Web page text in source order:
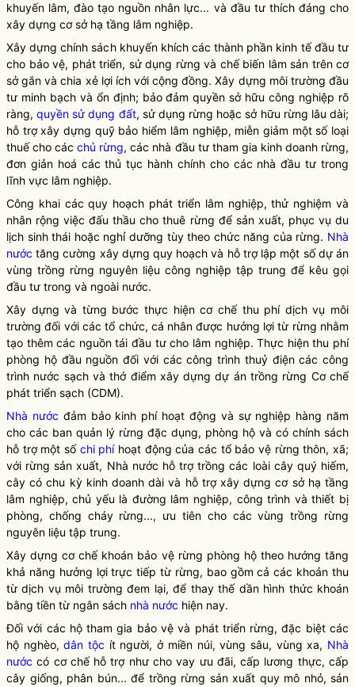
khuyến lâm, đào tạo nguồn nhân lực... và đầu tư thích đáng cho
xây dựng cơ sở hạ tầng lâm nghiệp.
Xây dựng chính sách khuyến khích các thành phần kinh tế đầu tư
cho bảo vệ, phát triển, sử dụng rừng và chế biến lâm sản trên cơ
sở gắn và chia xẻ lợi ích với cộng đồng. Xây dựng môi trường đầu
tư minh bạch và ổn định; bảo đảm quyền sở hữu công nghiệp rõ
ràng,quyền sử dụng đất, sử dụng rừng hoặc sở hữu rừng lâu dài;
hỗ trợ xây dựng quỹ bảo hiểm lâm nghiệp, miễn giảm một số loại
thuế cho cácchủ rừng, các nhà đầu tư tham gia kinh doanh rừng,
đơn giản hoá các thủ tục hành chính cho các nhà đầu tư trong
lĩnh vực lâm nghiệp.
Công khai các quy hoạch phát triển lâm nghiệp, thử nghiệm và
nhân rộng việc đấu thầu cho thuê rừng để sản xuất, phục vụ du
lịch sinh thái hoặc nghỉ dưỡng tùy theo chức năng của rừng. Nhà
nước tăng cường xây dựng quy hoạch và hỗ trợ lập một số dự án
vùng trồng rừng nguyên liệu công nghiệp tập trung để kêu gọi
đầu tư trong và ngoài nước.
Xây dựng và từng bước thực hiện cơ chế thu phí dịch vụ môi
trường đối với các tổ chức, cá nhân được hưởng lợi từ rừng nhằm
tạo thêm các nguồn tái đầu tư cho lâm nghiệp. Thực hiện thu phí
phòng hộ đầu nguồn đối với các công trình thuỷ điện các công
trình nước sạch và thớ điểm xây dựng dự án trồng rừng Cơ chế
phát triển sạch (CDM).
Nhà nước đảm bảo kinh phí hoạt động và sự nghiệp hàng năm
cho các ban quản lý rừng đặc dụng, phòng hộ và có chính sách
hỗ trợ một số chi phíhoạt động của các tổ bảo vệ rừng thôn, xã;
với rừng sản xuất, Nhà nước hỗ trợ trồng các loài cây quý hiếm,
cây có chu kỳ kinh doanh dài và hỗ trợ xây dựng cơ sở hạ tầng
lâm nghiệp, chủ yếu là đường lâm nghiệp, công trình và thiết bị
phòng, chống cháy rừng..., ưu tiên cho các vùng trồng rừng
nguyên liệu tập trung.
Xây dựng cơ chế khoán bảo vệ rừng phòng hộ theo hướng tăng
khả năng hưởng lợi trực tiếp từ rừng, bao gồm cả các khoản thu
từ dịch vụ môi trường đem lại, để thay thế dần hình thức khoán
bằng tiền từ ngân sách nhà nước hiện nay.
Đối với các hộ tham gia bảo vệ và phát triển rừng, đặc biệt các
hộ nghèo,dân tộc ít người, ở miền núi, vùng sâu, vùng xa, Nhà
nước có cơ chế hỗ trợ như cho vay ưu đãi, cấp lương thực, cấp
cây giống, phân bún... để trồng rừng sản xuất quy mô nhỏ, sản